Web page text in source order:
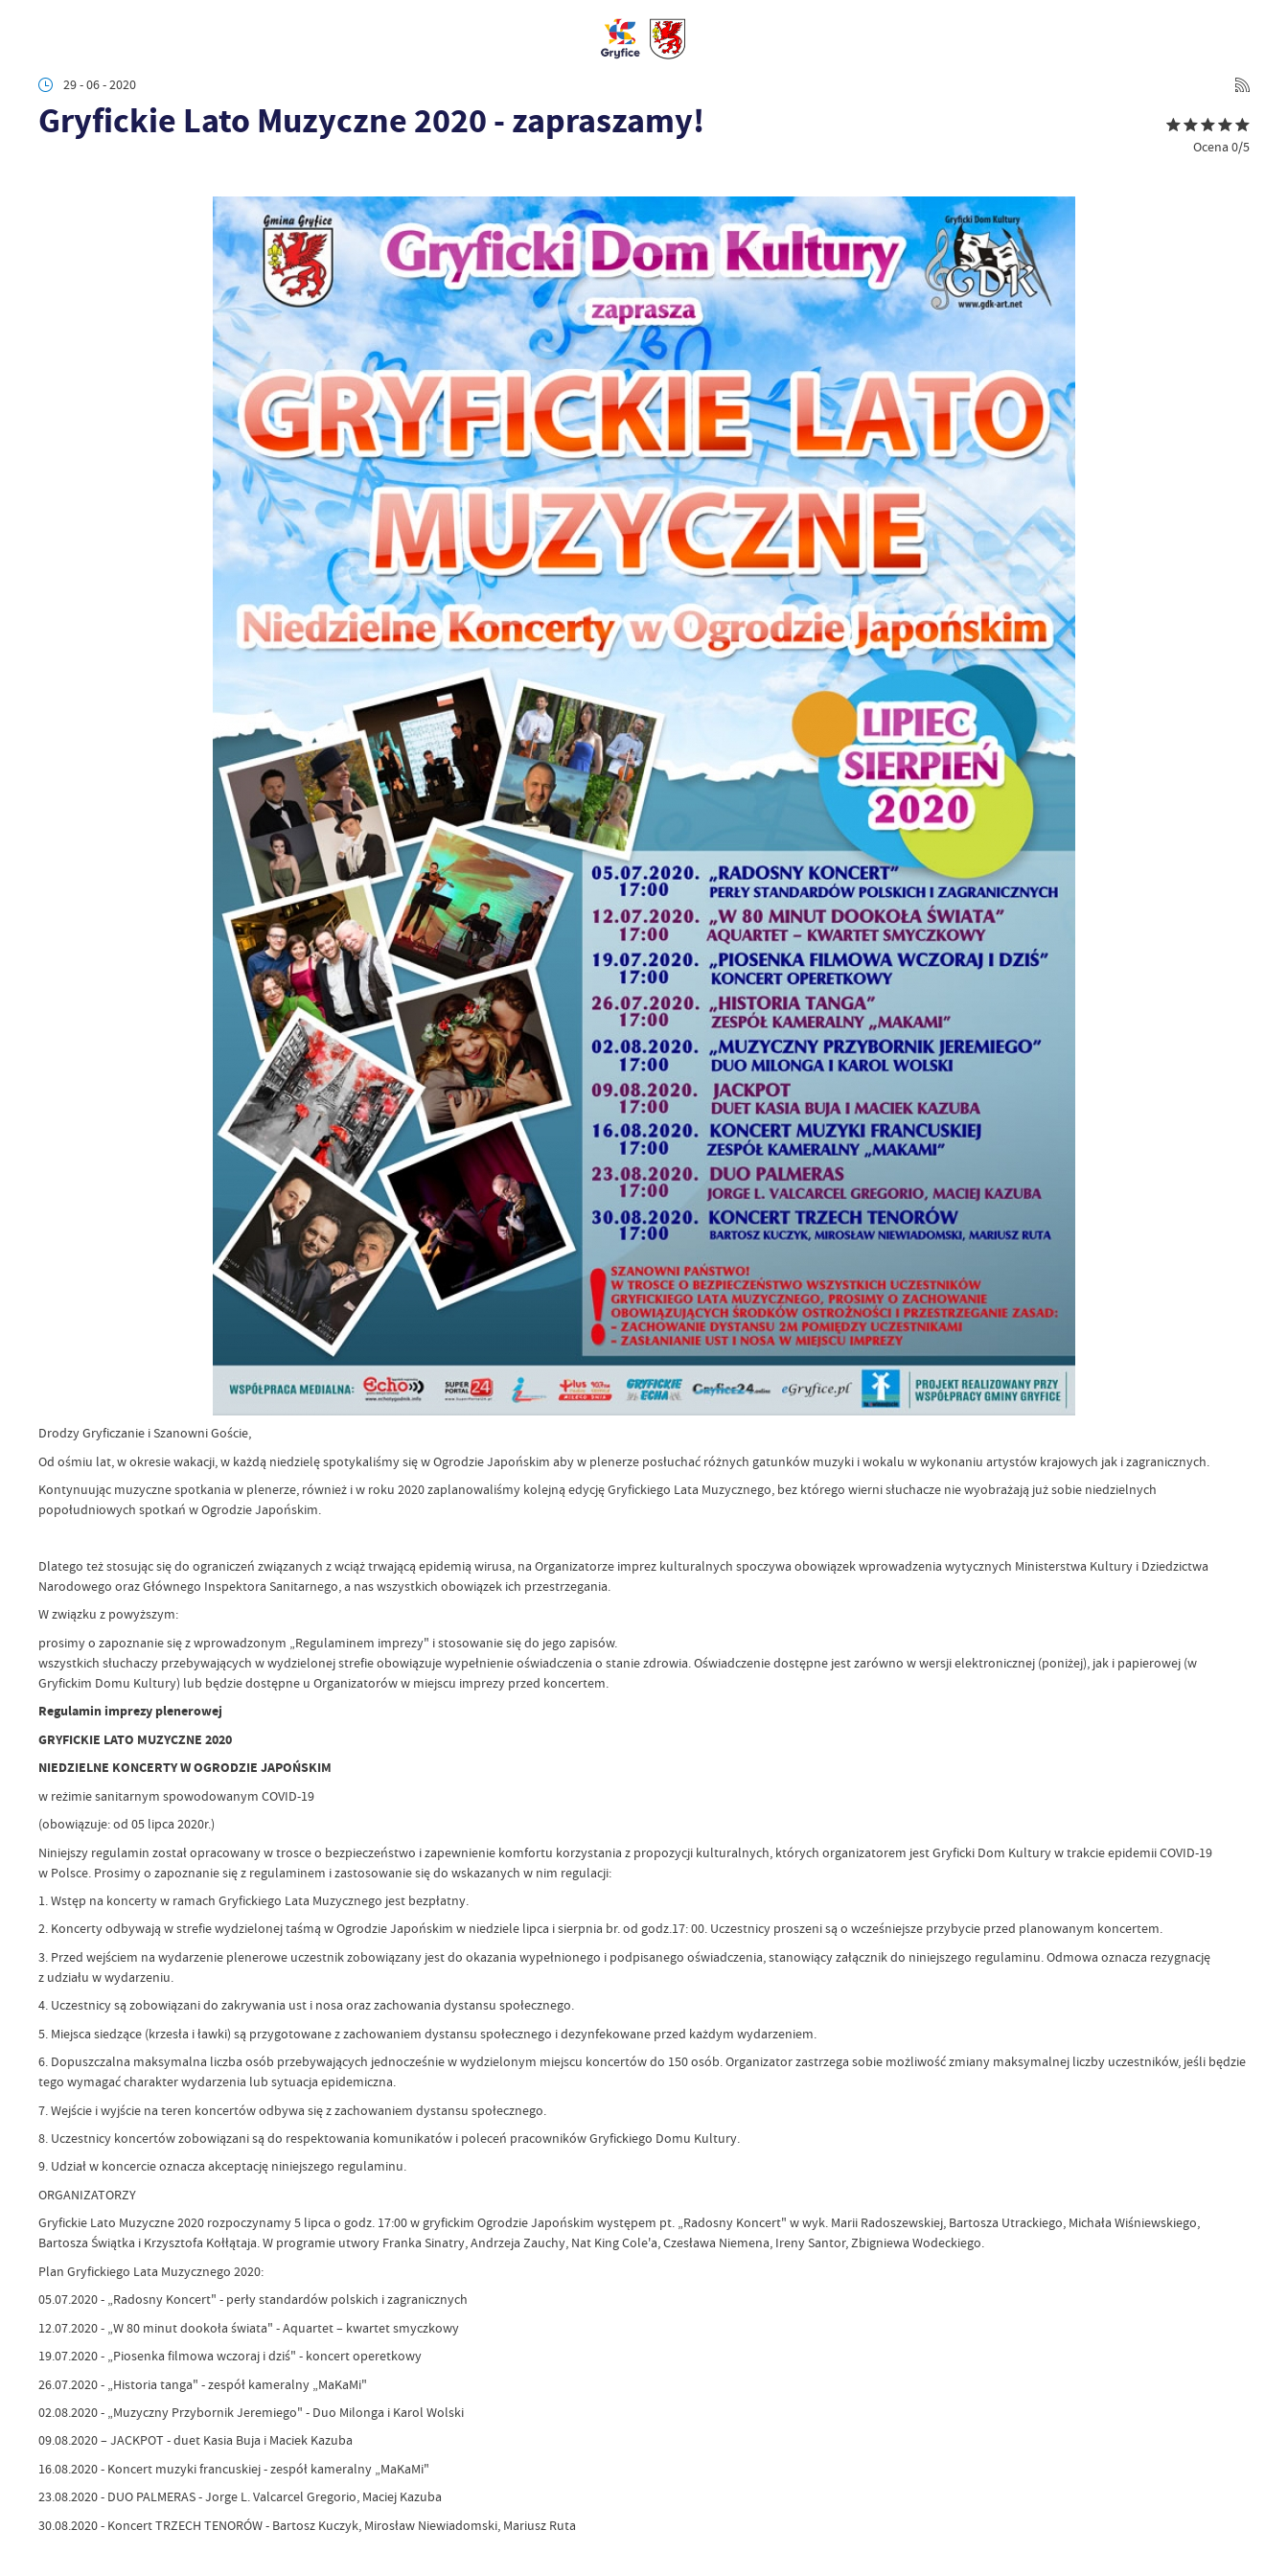
29 - 06 - 2020
Gryfickie Lato Muzyczne 2020 - zapraszamy!
Ocena 0/5
Drodzy Gryficzanie i Szanowni Goście,
Od ośmiu lat, w okresie wakacji, w każdą niedzielę spotykaliśmy się w Ogrodzie Japońskim aby w plenerze posłuchać różnych gatunków muzyki i wokalu w wykonaniu artystów krajowych jak i zagranicznych.
Kontynuując muzyczne spotkania w plenerze, również i w roku 2020 zaplanowaliśmy kolejną edycję Gryfickiego Lata Muzycznego, bez którego wierni słuchacze nie wyobrażają już sobie niedzielnych
popołudniowych spotkań w Ogrodzie Japońskim.
Dlatego też stosując się do ograniczeń związanych z wciąż trwającą epidemią wirusa, na Organizatorze imprez kulturalnych spoczywa obowiązek wprowadzenia wytycznych Ministerstwa Kultury i Dziedzictwa
Narodowego oraz Głównego Inspektora Sanitarnego, a nas wszystkich obowiązek ich przestrzegania.
W związku z powyższym:
prosimy o zapoznanie się z wprowadzonym „Regulaminem imprezy" i stosowanie się do jego zapisów.
wszystkich słuchaczy przebywających w wydzielonej strefie obowiązuje wypełnienie oświadczenia o stanie zdrowia. Oświadczenie dostępne jest zarówno w wersji elektronicznej (poniżej), jak i papierowej (w
Gryfickim Domu Kultury) lub będzie dostępne u Organizatorów w miejscu imprezy przed koncertem.
Regulamin imprezy plenerowej
GRYFICKIE LATO MUZYCZNE 2020
NIEDZIELNE KONCERTY W OGRODZIE JAPOŃSKIM
w reżimie sanitarnym spowodowanym COVID-19
(obowiązuje: od 05 lipca 2020r.)
Niniejszy regulamin został opracowany w trosce o bezpieczeństwo i zapewnienie komfortu korzystania z propozycji kulturalnych, których organizatorem jest Gryficki Dom Kultury w trakcie epidemii COVID-19
w Polsce. Prosimy o zapoznanie się z regulaminem i zastosowanie się do wskazanych w nim regulacji:
1. Wstęp na koncerty w ramach Gryfickiego Lata Muzycznego jest bezpłatny.
2. Koncerty odbywają w strefie wydzielonej taśmą w Ogrodzie Japońskim w niedziele lipca i sierpnia br. od godz.17: 00. Uczestnicy proszeni są o wcześniejsze przybycie przed planowanym koncertem.
3. Przed wejściem na wydarzenie plenerowe uczestnik zobowiązany jest do okazania wypełnionego i podpisanego oświadczenia, stanowiący załącznik do niniejszego regulaminu. Odmowa oznacza rezygnację
z udziału w wydarzeniu.
4. Uczestnicy są zobowiązani do zakrywania ust i nosa oraz zachowania dystansu społecznego.
5. Miejsca siedzące (krzesła i ławki) są przygotowane z zachowaniem dystansu społecznego i dezynfekowane przed każdym wydarzeniem.
6. Dopuszczalna maksymalna liczba osób przebywających jednocześnie w wydzielonym miejscu koncertów do 150 osób. Organizator zastrzega sobie możliwość zmiany maksymalnej liczby uczestników, jeśli będzie
tego wymagać charakter wydarzenia lub sytuacja epidemiczna.
7. Wejście i wyjście na teren koncertów odbywa się z zachowaniem dystansu społecznego.
8. Uczestnicy koncertów zobowiązani są do respektowania komunikatów i poleceń pracowników Gryfickiego Domu Kultury.
9. Udział w koncercie oznacza akceptację niniejszego regulaminu.
ORGANIZATORZY
Gryfickie Lato Muzyczne 2020 rozpoczynamy 5 lipca o godz. 17:00 w gryfickim Ogrodzie Japońskim występem pt. „Radosny Koncert" w wyk. Marii Radoszewskiej, Bartosza Utrackiego, Michała Wiśniewskiego,
Bartosza Świątka i Krzysztofa Kołłątaja. W programie utwory Franka Sinatry, Andrzeja Zauchy, Nat King Cole'a, Czesława Niemena, Ireny Santor, Zbigniewa Wodeckiego.
Plan Gryfickiego Lata Muzycznego 2020:
05.07.2020 - „Radosny Koncert" - perły standardów polskich i zagranicznych
12.07.2020 - „W 80 minut dookoła świata" - Aquartet – kwartet smyczkowy
19.07.2020 - „Piosenka filmowa wczoraj i dziś" - koncert operetkowy
26.07.2020 - „Historia tanga" - zespół kameralny „MaKaMi"
02.08.2020 - „Muzyczny Przybornik Jeremiego" - Duo Milonga i Karol Wolski
09.08.2020 – JACKPOT - duet Kasia Buja i Maciek Kazuba
16.08.2020 - Koncert muzyki francuskiej - zespół kameralny „MaKaMi"
23.08.2020 - DUO PALMERAS - Jorge L. Valcarcel Gregorio, Maciej Kazuba
30.08.2020 - Koncert TRZECH TENORÓW - Bartosz Kuczyk, Mirosław Niewiadomski, Mariusz Ruta